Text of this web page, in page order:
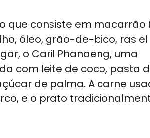
que consiste em macarrão
óleo, grão-de-bico, ras el
o Caril Phanaeng, uma
com leite de coco, pasta
de palma. A carne
e o prato